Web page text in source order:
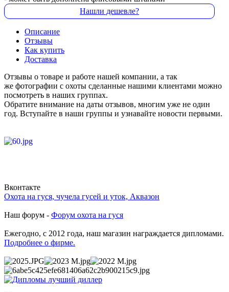
Нашли дешевле?
Описание
Отзывы
Как купить
Доставка
Отзывы о товаре и работе нашей компании, а так
же фотографии с охоты сделанные нашими клиентами можно
посмотреть в наших группах.
Обратите внимание на даты отзывов, многим уже не один
год. Вступайте в наши группы и узнавайте новости первыми.
Вконтакте
Охота на гуся, чучела гусей и уток, Аквазон
Наш форум - Форум охота на гуся
Ежегодно, с 2012 года, наш магазин награждается дипломами.
Подробнее о фирме.